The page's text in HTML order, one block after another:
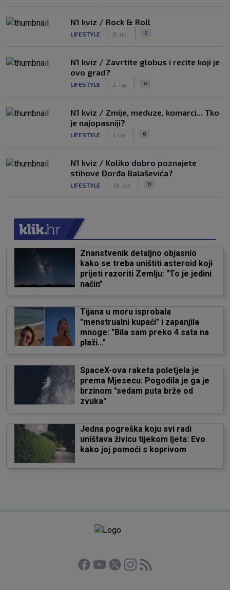
N1 kviz / Rock & Roll
LIFESTYLE 8. lip. 0
N1 kviz / Zavrtite globus i recite koji je
ovo grad?
LIFESTYLE 2. lip. 0
N1 kviz / Zmije, meduze, komarci... Tko
je najopasniji?
LIFESTYLE 1. lip. 0
N1 kviz / Koliko dobro poznajete
stihove Đorđa Balaševića?
LIFESTYLE 18. svi. 11
Znanstvenik detaljno objasnio
kako se treba uništiti asteroid koji
prijeti razoriti Zemlju: "To je jedini
način"
Tijana u moru isprobala
"menstrualni kupaći" i zapanjila
mnoge: "Bila sam preko 4 sata na
plaži..."
SpaceX-ova raketa poletjela je
prema Mjesecu: Pogodila je ga je
brzinom "sedam puta brže od
zvuka"
Jedna pogreška koju svi radi
uništava živicu tijekom ljeta: Evo
kako joj pomoći s koprivom